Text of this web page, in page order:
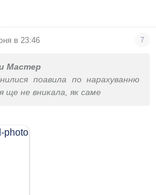
в 23:46 7
Мастер
поавила по нарахуванню
ще не вникала, як саме